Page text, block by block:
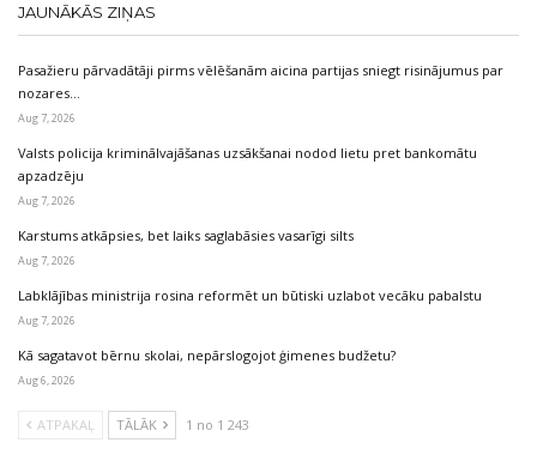
JAUNĀKĀS ZIŅAS
Pasažieru pārvadātāji pirms vēlēšanām aicina partijas sniegt risinājumus par
nozares…
Aug 7, 2026
Valsts policija kriminālvajāšanas uzsākšanai nodod lietu pret bankomātu
apzadzēju
Aug 7, 2026
Karstums atkāpsies, bet laiks saglabāsies vasarīgi silts
Aug 7, 2026
Labklājības ministrija rosina reformēt un būtiski uzlabot vecāku pabalstu
Aug 7, 2026
Kā sagatavot bērnu skolai, nepārslogojot ģimenes budžetu?
Aug 6, 2026
ATPAKAĻ TĀLĀK 1 no 1 243